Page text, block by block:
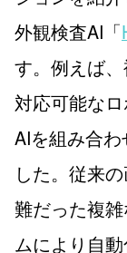
外観検査AI「
す。例えば
対応可能な
AIを組み合
した。従来
難だった複
ムにより自動